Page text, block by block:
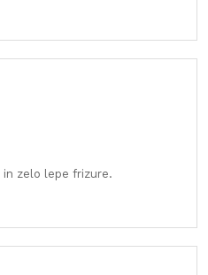
in zelo lepe frizure.